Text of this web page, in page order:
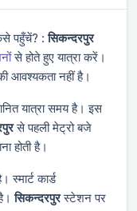
पहुँचें? :सिकन्दरपुर
से होते हुए यात्रा करें।
आवश्यकता नहीं है।
यात्रा समयहै। इस
से पहली मेट्रोबजे
होती है।
स्मार्ट कार्ड
है।सिकन्दरपुरस्टेशन पर